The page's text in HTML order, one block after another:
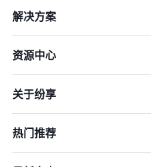
解决方案
资源中心
关于纷享
热门推荐